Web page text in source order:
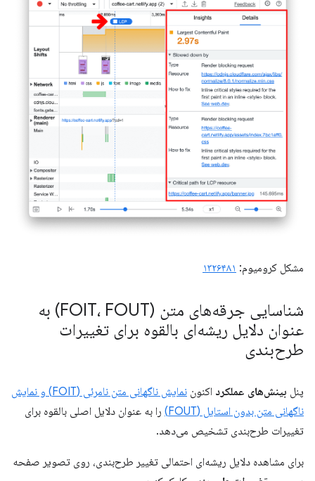
مشکل کرومیوم: ۱۳۲۶۴۸۱
شناسایی جرقه‌های متن (FOIT، FOUT) به
عنوان دلایل ریشه‌ای بالقوه برای تغییرات
طرح‌بندی
پنل بینش‌های عملکرد اکنون
نمایش ناگهانی متن نامرئی (FOIT) و نمایش
ناگهانی متن بدون استایل (FOUT)
را به عنوان دلایل اصلی بالقوه برای
تغییرات طرح‌بندی تشخیص می‌دهد.
برای مشاهده دلایل ریشه‌ای احتمالی تغییر طرح‌بندی، روی تصویر صفحه